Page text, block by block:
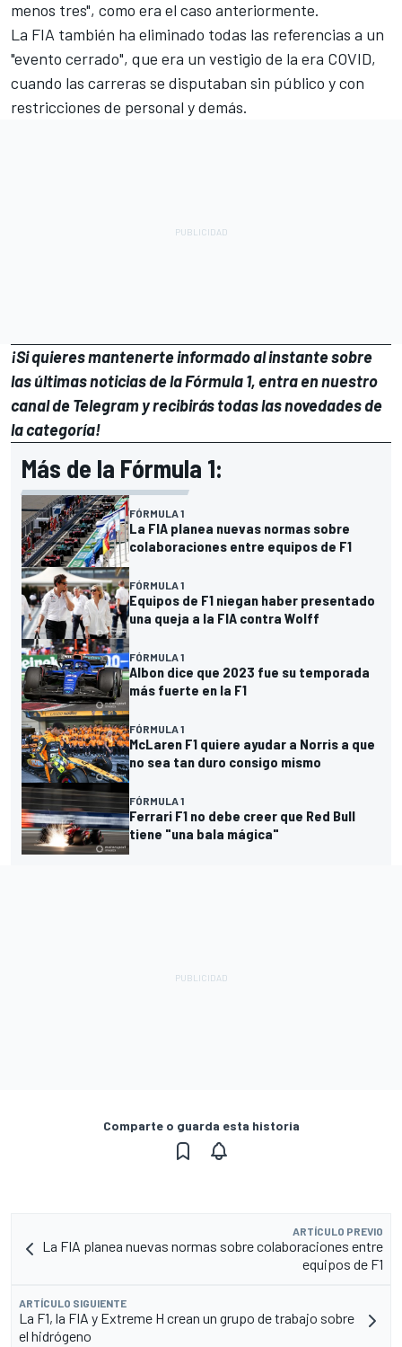
menos tres", como era el caso anteriormente.
La FIA también ha eliminado todas las referencias a un
"evento cerrado", que era un vestigio de la era COVID,
cuando las carreras se disputaban sin público y con
restricciones de personal y demás.
¡Si quieres mantenerte informado al instante sobre
las últimas noticias de la Fórmula 1, entra ennuestro
canal de Telegramy recibirás todas las novedades de
la categoría!
Más de la Fórmula 1:
FÓRMULA 1
La FIA planea nuevas normas sobre
colaboraciones entre equipos de F1
FÓRMULA 1
Equipos de F1 niegan haber presentado
una queja a la FIA contra Wolff
FÓRMULA 1
Albon dice que 2023 fue su temporada
más fuerte en la F1
FÓRMULA 1
McLaren F1 quiere ayudar a Norris a que
no sea tan duro consigo mismo
FÓRMULA 1
Ferrari F1 no debe creer que Red Bull
tiene "una bala mágica"
Comparte o guarda esta historia
ARTÍCULO PREVIO
La FIA planea nuevas normas sobre colaboraciones entre
equipos de F1
ARTÍCULO SIGUIENTE
La F1, la FIA y Extreme H crean un grupo de trabajo sobre
el hidrógeno